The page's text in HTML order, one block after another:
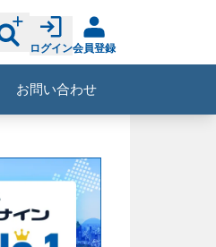
ログイン会員登録
お問い合わせ